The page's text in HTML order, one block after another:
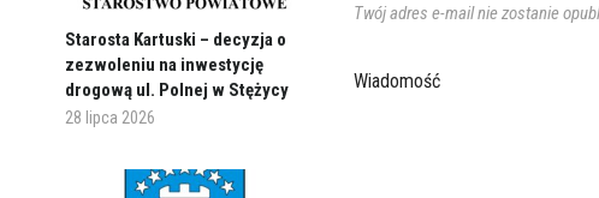
Starosta Kartuski – decyzja o
zezwoleniu na inwestycję
drogową ul. Polnej w Stężycy
28 lipca 2026
Twój adres e-mail nie zostanie
Wiadomość